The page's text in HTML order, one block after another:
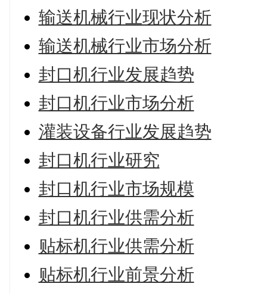
输送机械行业现状分析
输送机械行业市场分析
封口机行业发展趋势
封口机行业市场分析
灌装设备行业发展趋势
封口机行业研究
封口机行业市场规模
封口机行业供需分析
贴标机行业供需分析
贴标机行业前景分析